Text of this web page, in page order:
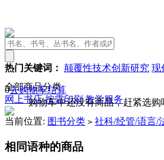
热门关键词： 颠覆性技术创新研究 现
0去购物车结算
购物车中还没有商品，赶紧选购
全部商品分类
网上书店按需印刷 教学服务
当前位置: 图书分类 > 社科/经管/语言/
相同语种的商品